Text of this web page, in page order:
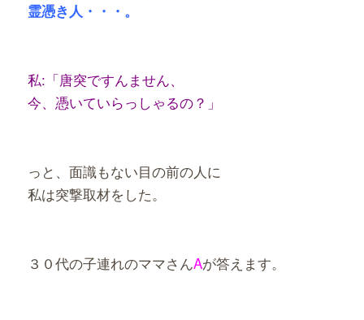
霊憑き人・・・。
私:「唐突ですんません、
今、憑いていらっしゃるの？」
っと、面識もない目の前の人に
私は突撃取材をした。
３０代の子連れのママさんAが答えます。